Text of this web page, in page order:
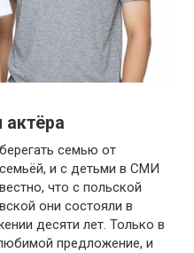
семью от
и с детьми в СМИ
что с польской
они состояли в
десяти лет. Только в
предложение, и